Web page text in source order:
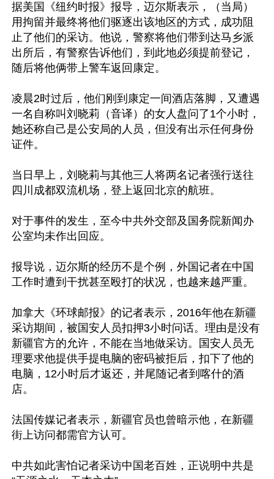
据美国《纽约时报》报导，迈尔斯表示，（当局）
用拘留并最终将他们驱逐出该地区的方式，成功阻
止了他们的采访。他说，警察将他们带到达马乡派
出所后，有警察告诉他们，到此地必须提前登记，
随后将他俩带上警车返回康定。
凌晨2时过后，他们刚到康定一间酒店落脚，又遭遇
一名自称叫刘晓莉（音译）的女人盘问了1个小时，
她还称自己是公安局的人员，但没有出示任何身份
证件。
当日早上，刘晓莉与其他三人将两名记者强行送往
四川成都双流机场，登上返回北京的航班。
对于事件的发生，至今中共外交部及国务院新闻办
公室均未作出回应。
报导说，迈尔斯的经历不是个例，外国记者在中国
工作时遭到干扰甚至殴打的状况，也越来越严重。
加拿大《环球邮报》的记者表示，2016年他在新疆
采访期间，被国安人员扣押3小时问话。理由是没有
新疆官方的允许，不能在当地做采访。国安人员无
理要求他提供手提电脑的密码被拒后，扣下了他的
电脑，12小时后才返还，并尾随记者到喀什的酒
店。
法国传媒记者表示，新疆官员也曾暗示他，在新疆
街上访问都需官方认可。
中共如此害怕记者采访中国老百姓，正说明中共是